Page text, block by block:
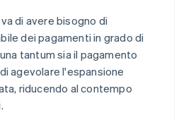
di avere bisogno di
dei pagamenti in grado di
tantum sia il pagamento
agevolare l'espansione
riducendo al contempo